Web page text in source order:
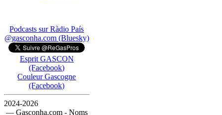
Podcasts sur Ràdio País
@gasconha.com (Bluesky)
Esprit GASCON
(Facebook)
Couleur Gascogne
(Facebook)
2024-2026
— Gasconha.com - Noms